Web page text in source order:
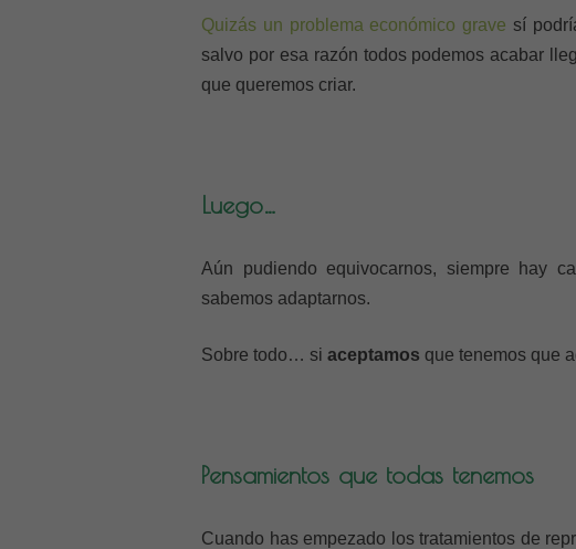
Quizás un problema económico grave sí
salvo por esa razón todos podemos acabar
que queremos criar.
Luego…
Aún pudiendo equivocarnos, siempre hay
sabemos adaptarnos.
Sobre todo… si aceptamos que tenemos que
Pensamientos que todas tenemos
Cuando has empezado los tratamientos de